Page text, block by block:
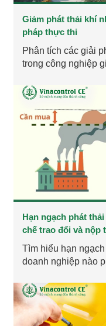
Giảm phát thải khí
pháp thực thi
Phân tích các giải
trong công nghiệp
Hạn ngạch phát
chế trao đổi và nộp
Tìm hiểu hạn
doanh nghiệp nào